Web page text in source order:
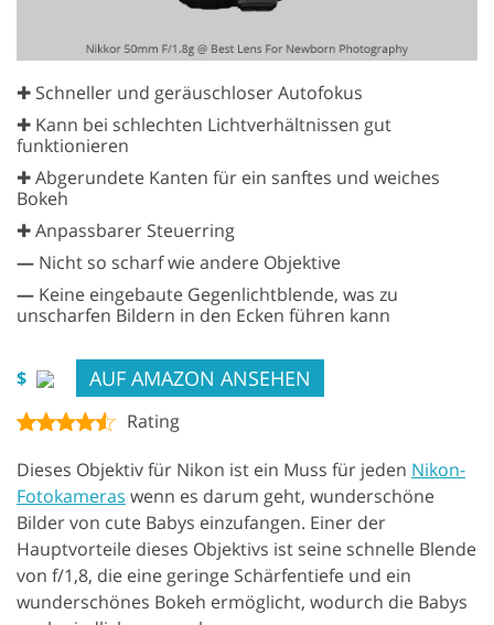
✚ Schneller und geräuschloser Autofokus
✚ Kann bei schlechten Lichtverhältnissen gut
funktionieren
✚ Abgerundete Kanten für ein sanftes und weiches
Bokeh
✚ Anpassbarer Steuerring
— Nicht so scharf wie andere Objektive
— Keine eingebaute Gegenlichtblende, was zu
unscharfen Bildern in den Ecken führen kann
$ AUF AMAZON ANSEHEN
Rating
Dieses Objektiv für Nikon ist ein Muss für jeden Nikon-
Fotokameras wenn es darum geht, wunderschöne
Bilder von cute Babys einzufangen. Einer der
Hauptvorteile dieses Objektivs ist seine schnelle Blende
von f/1,8, die eine geringe Schärfentiefe und ein
wunderschönes Bokeh ermöglicht, wodurch die Babys